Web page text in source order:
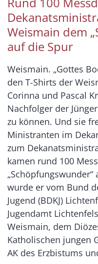
Weismain dem
auf die Spur
Weismain. „Gottes
den T-Shirts der
Corinna und Pascal
Nachfolger der
zu können. Und sie
Ministranten im
zum
kamen rund 100
wurde er vom Bund
Jugend (BDKJ)
Jugendamt
Weismain, dem
Katholischen jungen
AK des Erzbistums